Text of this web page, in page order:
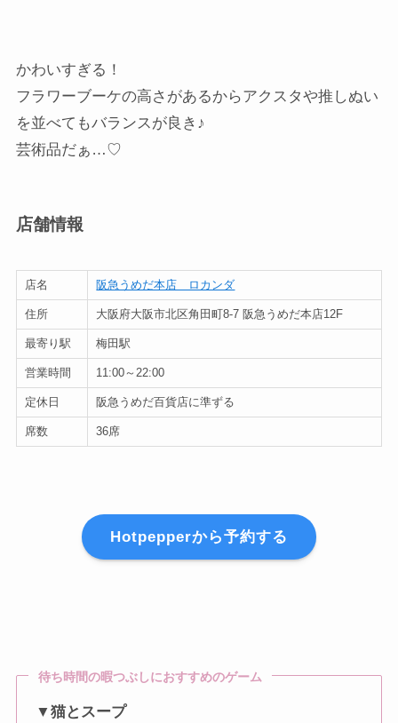
かわいすぎる！
フラワーブーケの高さがあるからアクスタや推しぬい
を並べてもバランスが良き♪
芸術品だぁ…♡
店舗情報
店名 阪急うめだ本店 ロカンダ
住所 大阪府大阪市北区角田町8-7 阪急うめだ本店12F
最寄り駅 梅田駅
営業時間 11:00～22:00
定休日 阪急うめだ百貨店に準ずる
席数 36席
Hotpepperから予約する
待ち時間の暇つぶしにおすすめのゲーム
▼猫とスープ